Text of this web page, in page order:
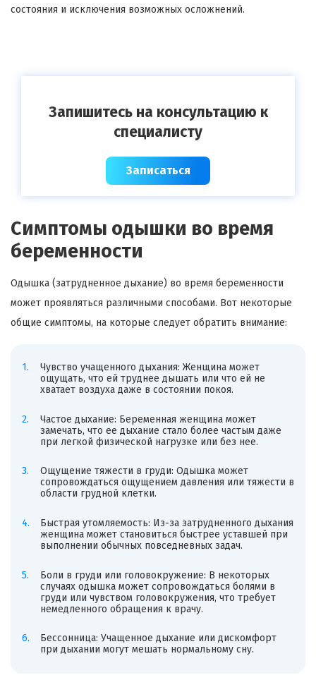
состояния и исключения возможных осложнений.
Запишитесь на консультацию к
специалисту
Записаться
Симптомы одышки во время
беременности
Одышка (затрудненное дыхание) во время беременности
может проявляться различными способами. Вот некоторые
общие симптомы, на которые следует обратить внимание:
Чувство учащенного дыхания: Женщина может
ощущать, что ей труднее дышать или что ей не
хватает воздуха даже в состоянии покоя.
Частое дыхание: Беременная женщина может
замечать, что ее дыхание стало более частым даже
при легкой физической нагрузке или без нее.
Ощущение тяжести в груди: Одышка может
сопровождаться ощущением давления или тяжести в
области грудной клетки.
Быстрая утомляемость: Из-за затрудненного дыхания
женщина может становиться быстрее уставшей при
выполнении обычных повседневных задач.
Боли в груди или головокружение: В некоторых
случаях одышка может сопровождаться болями в
груди или чувством головокружения, что требует
немедленного обращения к врачу.
Бессонница: Учащенное дыхание или дискомфорт
при дыхании могут мешать нормальному сну.